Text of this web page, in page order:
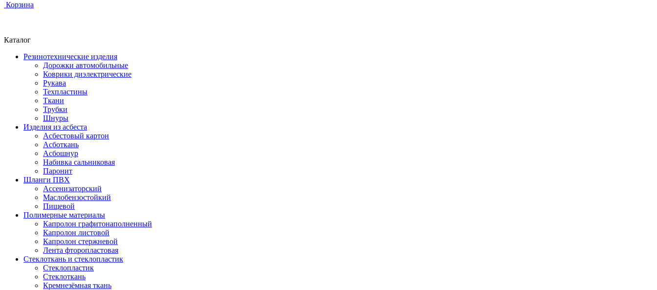
Корзина
Каталог
Резинотехнические изделия
Дорожки автомобильные
Коврики диэлектрические
Рукава
Техпластины
Ткани
Трубки
Шнуры
Изделия из асбеста
Асбестовый картон
Асботкань
Асбошнур
Набивка сальниковая
Паронит
Шланги ПВХ
Ассенизаторский
Маслобензостойкий
Пищевой
Полимерные материалы
Капролон графитонаполненный
Капролон листовой
Капролон стержневой
Лента фторопластовая
Стеклоткань и стеклопластик
Стеклопластик
Стеклоткань
Кремнезёмная ткань